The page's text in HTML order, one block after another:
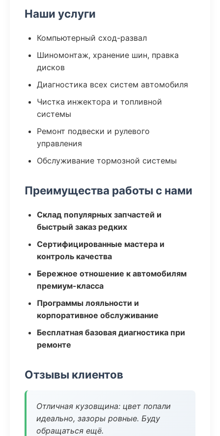
Наши услуги
Компьютерный сход-развал
Шиномонтаж, хранение шин, правка
дисков
Диагностика всех систем автомобиля
Чистка инжектора и топливной
системы
Ремонт подвески и рулевого
управления
Обслуживание тормозной системы
Преимущества работы с нами
Склад популярных запчастей и
быстрый заказ редких
Сертифицированные мастера и
контроль качества
Бережное отношение к автомобилям
премиум-класса
Программы лояльности и
корпоративное обслуживание
Бесплатная базовая диагностика при
ремонте
Отзывы клиентов
Отличная кузовщина: цвет попали
идеально, зазоры ровные. Буду
обращаться ещё.